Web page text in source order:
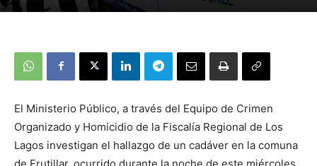
El Ministerio Público, a través del Equipo de Crimen
Organizado y Homicidio de la Fiscalía Regional de Los
Lagos investigan el hallazgo de un cadáver en la comuna
de Frutillar, ocurrido durante la noche de este miércoles